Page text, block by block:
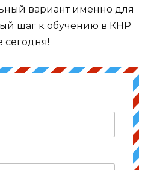
вариант именно для
шаг к обучению в КНР
сегодня!